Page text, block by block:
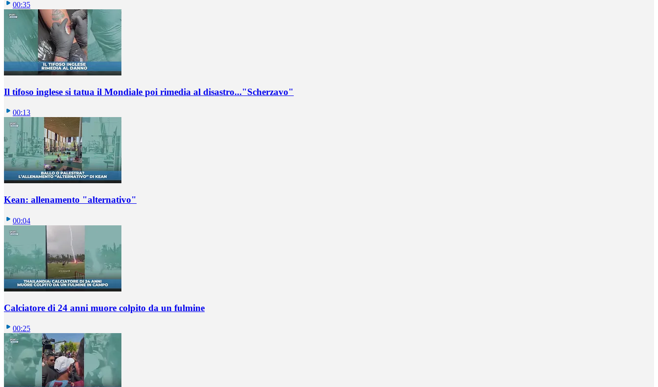
00:35
Il tifoso inglese si tatua il Mondiale poi rimedia al disastro..."Scherzavo"
00:13
Kean: allenamento "alternativo"
00:04
Calciatore di 24 anni muore colpito da un fulmine
00:25